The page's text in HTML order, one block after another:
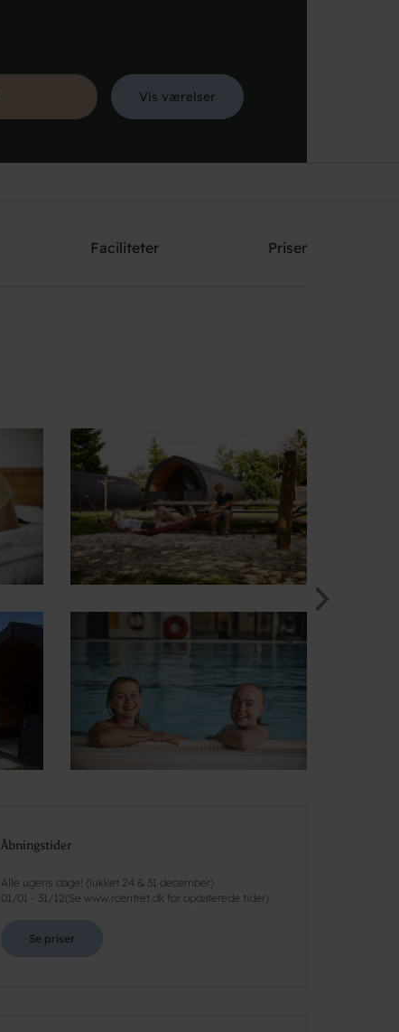
Vis værelser
Faciliteter Priser
Åbningstider
Alle ugens dage! (lukket 24 & 31 december)
01/01 - 31/12( Se www.rcentret.dk for opdaterede tider)
Se priser